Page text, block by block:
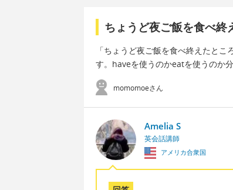
ちょうど夜ご飯を食べ終
「ちょうど夜ご飯を食べ終えたと
す。haveを使うのかeatを使うのか
momomoeさん
Amelia S
英会話講師
アメリカ合衆国